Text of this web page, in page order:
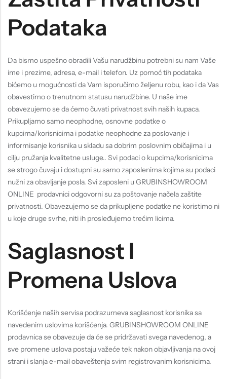
Podataka
Da bismo uspešno obradili Vašu narudžbinu potrebni su nam Vaše
ime i prezime, adresa, e-mail i telefon. Uz pomoć tih podataka
bićemo u mogućnosti da Vam isporučimo željenu robu, kao i da Vas
obavestimo o trenutnom statusu narudžbine. U naše ime
obavezujemo se da ćemo čuvati privatnost svih naših kupaca.
Prikupljamo samo neophodne, osnovne podatke o
kupcima/korisnicima i podatke neophodne za poslovanje i
informisanje korisnika u skladu sa dobrim poslovnim običajima i u
cilju pružanja kvalitetne usluge.. Svi podaci o kupcima/korisnicima
se strogo čuvaju i dostupni su samo zaposlenima kojima su podaci
nužni za obavljanje posla. Svi zaposleni u GRUBINSHOWROOM
ONLINE prodavnici odgovorni su za poštovanje načela zaštite
privatnosti. Obavezujemo se da prikupljene podatke ne koristimo ni
u koje druge svrhe, niti ih prosleđujemo trećim licima.
Saglasnost I
Promena Uslova
Korišćenje naših servisa podrazumeva saglasnost korisnika sa
navedenim uslovima korišćenja. GRUBINSHOWROOM ONLINE
prodavnica se obavezuje da će se pridržavati svega navedenog, a
sve promene uslova postaju važeće tek nakon objavljivanja na ovoj
strani i slanja e-mail obaveštenja svim registrovanim korisnicima.